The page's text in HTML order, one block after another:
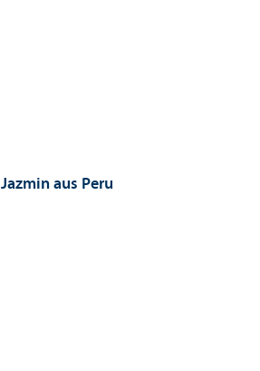
Jazmin aus Peru